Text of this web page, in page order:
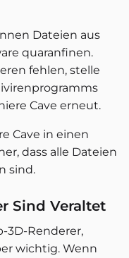
Dateien aus
quaranfinen.
fehlen, stelle
Cave erneut.
Cave in einen
dass alle Dateien
sind.
Sind Veraltet
3D-Renderer,
wichtig. Wenn